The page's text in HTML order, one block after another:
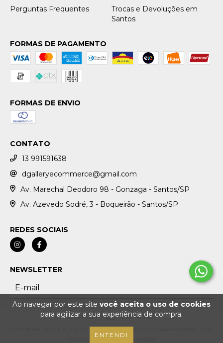
Ao navegar por este site você aceita o uso de cookies
para agilizar a sua experiência de compra.
ENTENDI
Perguntas Frequentes
Trocas e Devoluções em
Santos
FORMAS DE PAGAMENTO
FORMAS DE ENVIO
CONTATO
13 991591638
dgalleryecommerce@gmail.com
Av. Marechal Deodoro 98 - Gonzaga - Santos/SP
Av. Azevedo Sodré, 3 - Boqueirão - Santos/SP
REDES SOCIAIS
NEWSLETTER
TODOS OS DIREITOS RESERVADOS.